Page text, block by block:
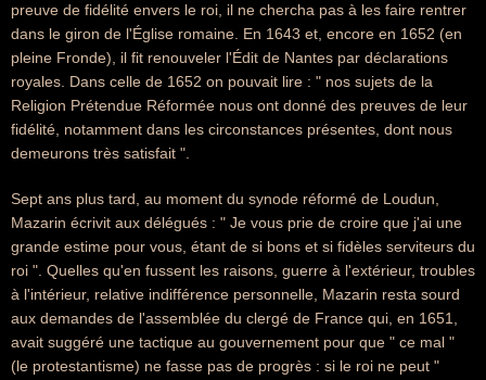
preuve de fidélité envers le roi, il ne chercha pas à les faire rentrer
dans le giron de l'Église romaine. En 1643 et, encore en 1652 (en
pleine Fronde), il fit renouveler l'Édit de Nantes par déclarations
royales. Dans celle de 1652 on pouvait lire : " nos sujets de la
Religion Prétendue Réformée nous ont donné des preuves de leur
fidélité, notamment dans les circonstances présentes, dont nous
demeurons très satisfait ".
Sept ans plus tard, au moment du synode réformé de Loudun,
Mazarin écrivit aux délégués : " Je vous prie de croire que j'ai une
grande estime pour vous, étant de si bons et si fidèles serviteurs du
roi ". Quelles qu'en fussent les raisons, guerre à l'extérieur, troubles
à l'intérieur, relative indifférence personnelle, Mazarin resta sourd
aux demandes de l'assemblée du clergé de France qui, en 1651,
avait suggéré une tactique au gouvernement pour que " ce mal "
(le protestantisme) ne fasse pas de progrès : si le roi ne peut "